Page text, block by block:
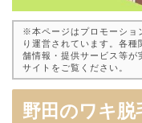
※本ページはプロモーショ
り運営されています。各
舗情報・提供サービス等が
サイトをご覧ください。
野田のワキ脱